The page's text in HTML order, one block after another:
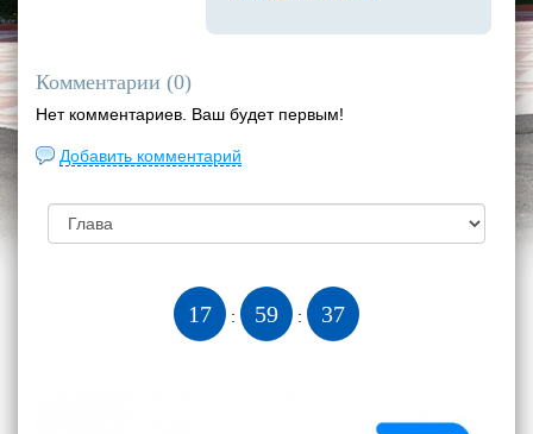
Комментарии (0)
Нет комментариев. Ваш будет первым!
Добавить комментарий
17 : 59 : 37